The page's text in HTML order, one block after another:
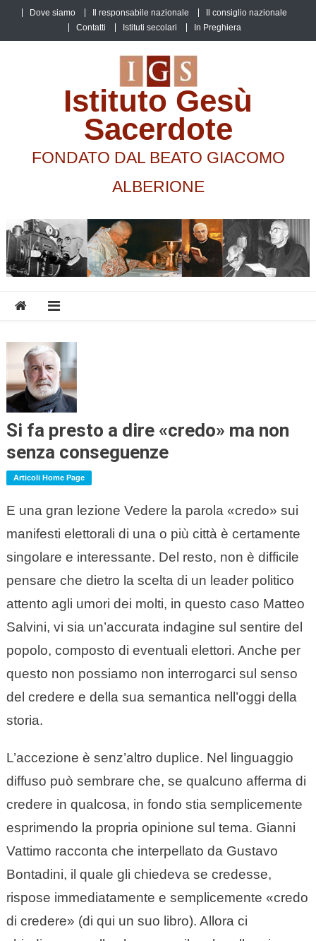
content
Dove siamo Il responsabile nazionale
Il consiglio nazionale
Contatti
Istituti secolari In Preghiera
Istituto Gesù
Sacerdote
FONDATO DAL BEATO GIACOMO
ALBERIONE
Si fa presto a dire «credo» ma non
senza conseguenze
Articoli Home Page
E una gran lezione Vedere la parola «credo» sui
manifesti elettorali di una o più città è certamente
singolare e interessante. Del resto, non è difficile
pensare che dietro la scelta di un leader politico
attento agli umori dei molti, in questo caso Matteo
Salvini, vi sia un’accurata indagine sul sentire del
popolo, composto di eventuali elettori. Anche per
questo non possiamo non interrogarci sul senso
del credere e della sua semantica nell’oggi della
storia.
L’accezione è senz’altro duplice. Nel linguaggio
diffuso può sembrare che, se qualcuno afferma di
credere in qualcosa, in fondo stia semplicemente
esprimendo la propria opinione sul tema. Gianni
Vattimo racconta che interpellato da Gustavo
Bontadini, il quale gli chiedeva se credesse,
rispose immediatamente e semplicemente «credo
di credere» (di qui un suo libro). Allora ci